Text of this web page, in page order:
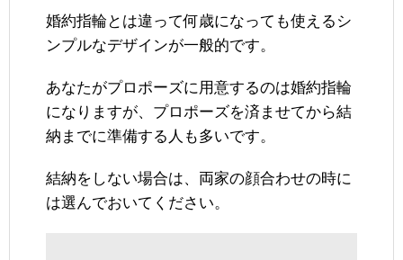
婚約指輪とは違って何歳になっても使えるシ
ンプルなデザインが一般的です。
あなたがプロポーズに用意するのは婚約指輪
になりますが、プロポーズを済ませてから結
納までに準備する人も多いです。
結納をしない場合は、両家の顔合わせの時に
は選んでおいてください。